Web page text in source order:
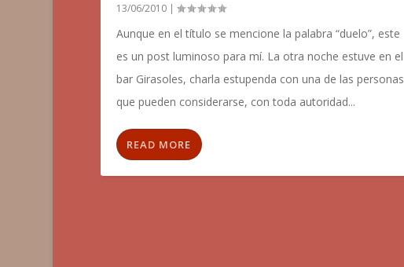
13/06/2010|
Aunque en el título se mencione la palabra “duelo”, este
es un post luminoso para mí. La otra noche estuve en el
bar Girasoles, charla estupenda con una de las personas
que pueden considerarse, con toda autoridad...
READ MORE